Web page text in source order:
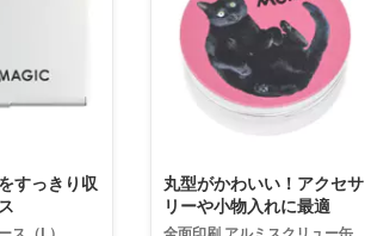
すっきり収
丸型がかわいい！アクセサ
リーや小物入れに最適